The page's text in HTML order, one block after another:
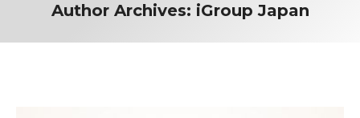
Author Archives: iGroup Japan